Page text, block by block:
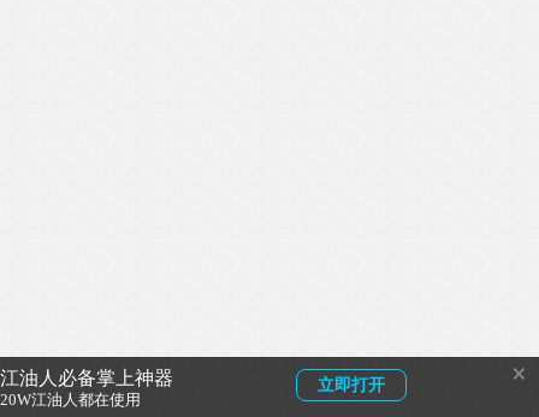
江油人必备掌上神器
20W江油人都在使用
立即打开 ×